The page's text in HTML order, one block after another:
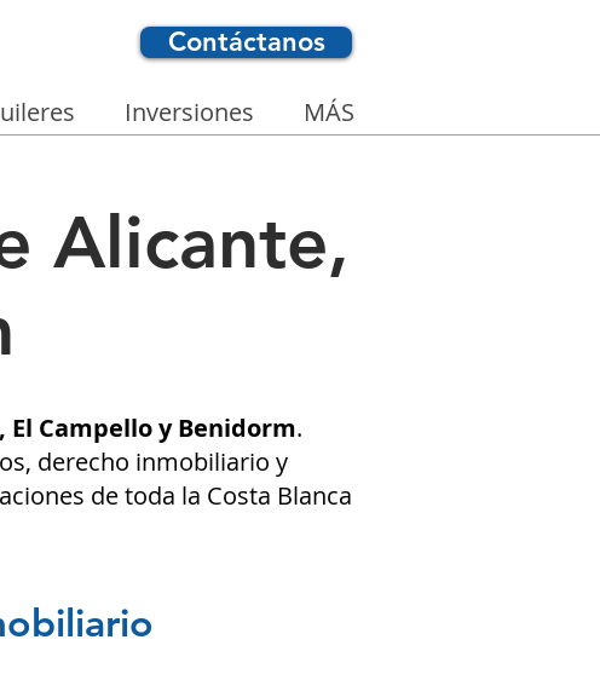
Inversiones MÁS
Contáctanos
Alicante,
El Campello y Benidorm.
derecho inmobiliario y
de toda la Costa Blanca